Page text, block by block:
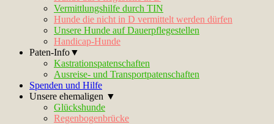
Vermittlungshilfe durch TIN
Hunde die nicht in D vermittelt werden dürfen
Unsere Hunde auf Dauerpflegestellen
Handicap-Hunde
Paten-Info▼
Kastrationspatenschaften
Ausreise- und Transportpatenschaften
Spenden und Hilfe
Unsere ehemaligen ▼
Glückshunde
Regenbogenbrücke